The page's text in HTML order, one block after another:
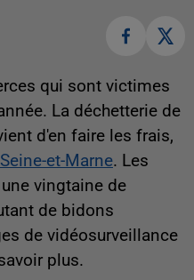
qui sont victimes
La déchetterie de
d'en faire les frais,
et-Marne. Les
vingtaine de
de bidons
de vidéosurveillance
plus.